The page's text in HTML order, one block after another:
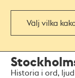
Välj vilka
navigationen
huvudinnehållet
Historia i ord,